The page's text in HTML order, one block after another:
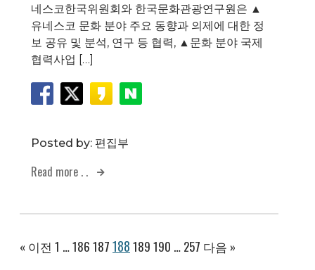
네스코한국위원회와 한국문화관광연구원은 ▲
유네스코 문화 분야 주요 동향과 의제에 대한 정
보 공유 및 분석, 연구 등 협력, ▲문화 분야 국제
협력사업 […]
Posted by: 편집부
Read more . .
« 이전 1 …186 187 188 189 190 … 257 다음 »